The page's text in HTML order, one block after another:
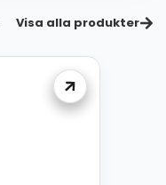
Visa alla produkter